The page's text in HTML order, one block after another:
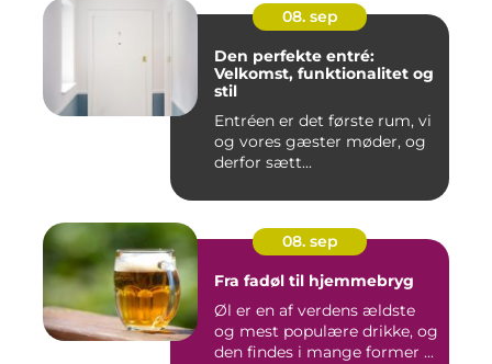
08. sep
Den perfekte entré:
Velkomst, funktionalitet og
stil
Entréen er det første rum, vi
og vores gæster møder, og
derfor sætt...
08. sep
Fra fadøl til hjemmebryg
Øl er en af verdens ældste
og mest populære drikke, og
den findes i mange former ...